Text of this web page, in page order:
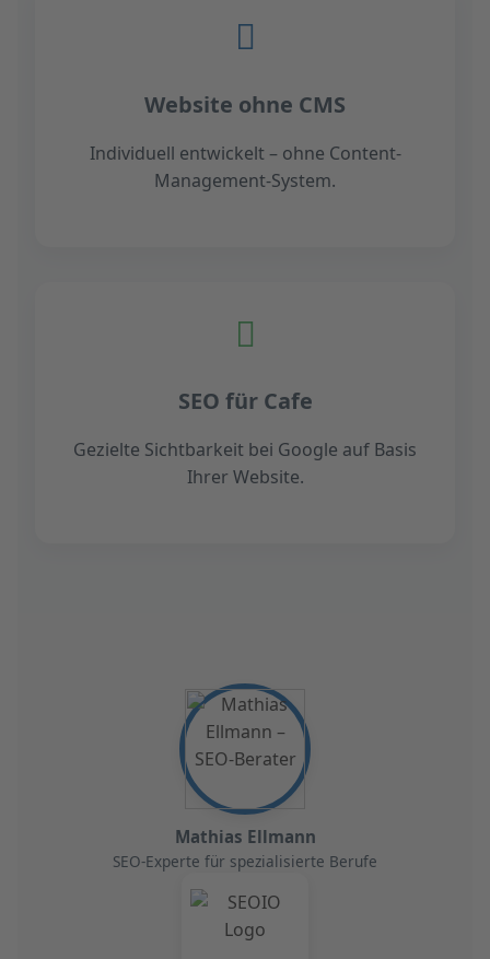
Website ohne CMS
Individuell entwickelt – ohne Content-
Management-System.
SEO für Cafe
Gezielte Sichtbarkeit bei Google auf Basis
Ihrer Website.
Mathias Ellmann
SEO-Experte für spezialisierte Berufe